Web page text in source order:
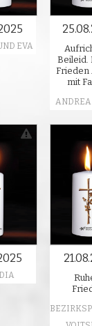
EVA
Beileid.
Frieden
mit
ANDREA